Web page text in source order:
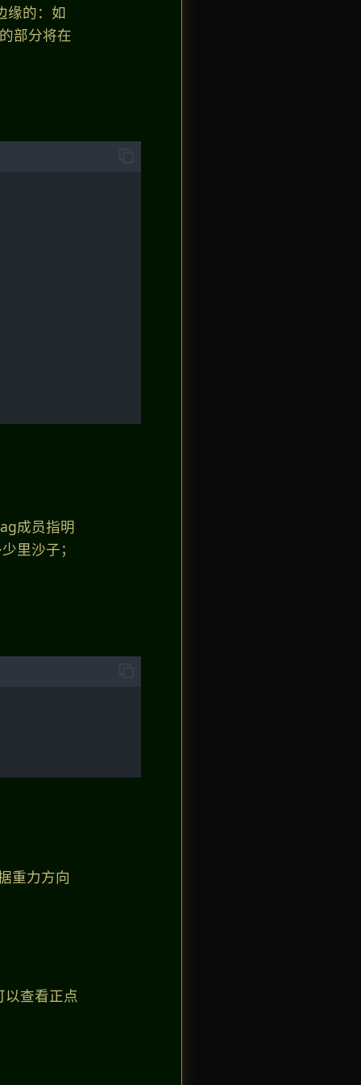
缘的：如
部分将在
成员指明
里沙子；
重力方向
查看正点